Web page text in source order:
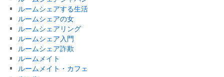
ルームシェアする生活
ルームシェアの女
ルームシェアリング
ルームシェア入門
ルームシェア詐欺
ルームメイト
ルームメイト・カフェ